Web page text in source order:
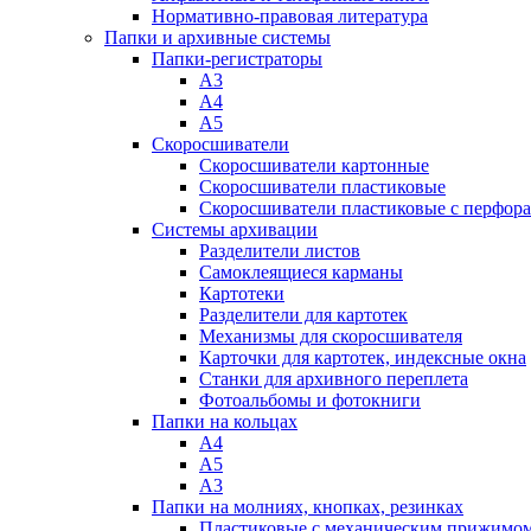
Нормативно-правовая литература
Папки и архивные системы
Папки-регистраторы
А3
А4
А5
Скоросшиватели
Скоросшиватели картонные
Скоросшиватели пластиковые
Скоросшиватели пластиковые с
Системы архивации
Разделители листов
Самоклеящиеся карманы
Картотеки
Разделители для картотек
Механизмы для скоросшивателя
Карточки для картотек, индексные окна
Станки для архивного переплета
Фотоальбомы и фотокниги
Папки на кольцах
А4
А5
А3
Папки на молниях, кнопках, резинках